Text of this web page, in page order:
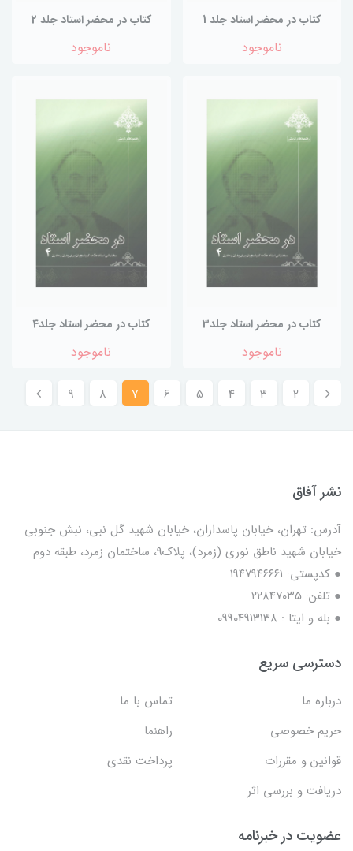
کتاب در محضر استاد جلد 1
ناموجود
کتاب در محضر استاد جلد 2
ناموجود
کتاب در محضر استاد جلد3
ناموجود
کتاب در محضر استاد جلد4
ناموجود
2
3
4
5
6
7
8
9
نشر آفاق
آدرس: تهران، خیابان پاسداران، خیابان شهید گل نبی، نبش جنوبی
خیابان شهید ناطق نوری (زمرد)، پلاک9، ساختمان زمرد، طبقه دوم
● کدپستی: ۱۹۴۷۹۴۶۶۶۱
● تلفن: ٢٢٨۴٧۰۳۵
● بله و ایتا : 09904913138
دسترسی سریع
درباره ما
تماس با ما
حریم خصوصی
راهنما
قوانین و مقررات
پرداخت نقدی
دریافت و بررسی اثر
عضویت در خبرنامه